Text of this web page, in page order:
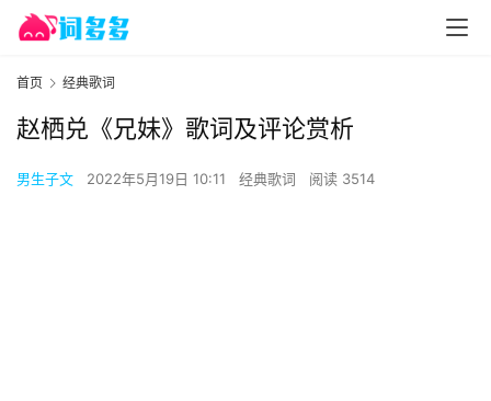
首页 经典歌词
赵栖兑《兄妹》歌词及评论赏析
男生子文 2022年5月19日 10:11 经典歌词 阅读 3514